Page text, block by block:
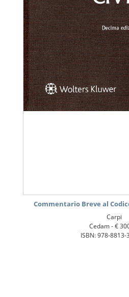
Commentario Breve al
Carpi
Cedam -€
ISBN: 978-8813-